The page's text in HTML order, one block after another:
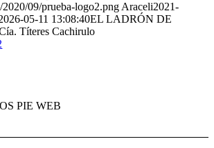
2020/09/prueba-logo2.png Araceli2021-
05-11 13:08:40EL LADRÓN DE
Títeres Cachirulo